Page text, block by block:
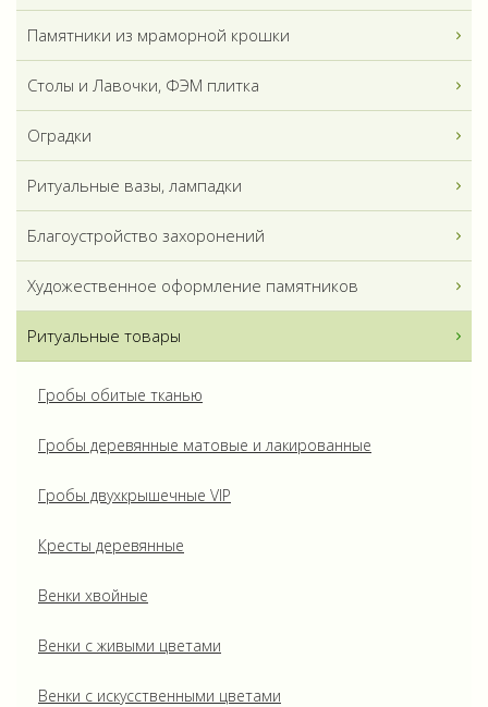
Памятники из мраморной крошки
Столы и Лавочки, ФЭМ плитка
Оградки
Ритуальные вазы, лампадки
Благоустройство захоронений
Художественное оформление памятников
Ритуальные товары
Гробы обитые тканью
Гробы деревянные матовые и лакированные
Гробы двухкрышечные VIP
Кресты деревянные
Венки хвойные
Венки с живыми цветами
Венки с искусственными цветами